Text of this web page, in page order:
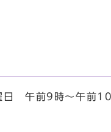
午前9時～午前